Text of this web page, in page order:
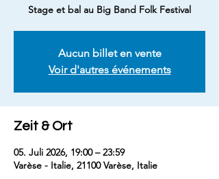
Stage et bal au Big Band Folk Festival
Aucun billet en vente
Voir d'autres événements
Zeit & Ort
05. Juli 2026, 19:00 – 23:59
Varèse - Italie, 21100 Varèse, Italie